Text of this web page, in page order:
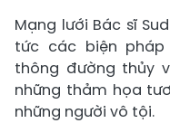
Mạng lưới Bác sĩ
tức các biện
thông đường thủy
những thảm họa
những người vô tội.